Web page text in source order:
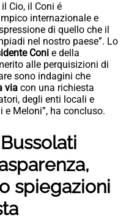
Cio, il Coni é
internazionale e
di quello che il
nel nostro paese”. Lo
Coni e della
alle perquisizioni di
sono indagini che
via con una richiesta
degli enti locali e
e Meloni”, ha concluso.
spiegazioni